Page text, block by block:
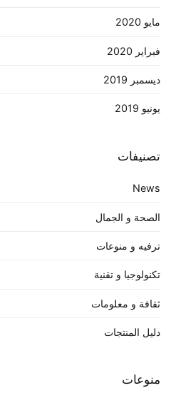
مايو 2020
فبراير 2020
ديسمبر 2019
يونيو 2019
تصنيفات
News
الصحة و الجمال
ترفيه و منوعات
تكنولوجيا و تقنية
ثقافة و معلومات
دليل المنتجات
منوعات